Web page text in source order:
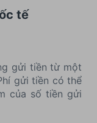
tế
gửi tiền từ một
gửi tiền có thể
của số tiền gửi